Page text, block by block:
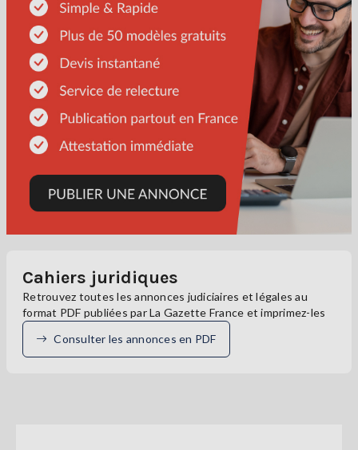
Cahiers juridiques
Retrouvez toutes les annonces judiciaires et légales au
format PDF publiées par La Gazette France et imprimez-les
Consulter les annonces en PDF